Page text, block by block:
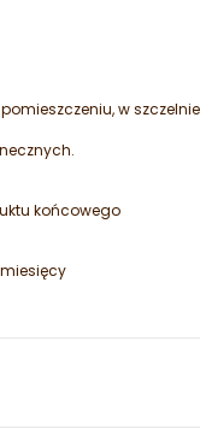
w
końcowego